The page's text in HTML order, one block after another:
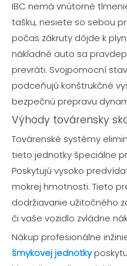
IBC nemá vnútorné
tašku, nesiete so sebou
počas zákruty dôjde k
nákladné auto sa
prevráti. Svojpomocní
podceňujú konštrukčné
bezpečnú prepravu
Výhody továrensky
Továrenské systémy
tieto jednotky špeciálne
Poskytujú vysoko
mokrej hmotnosti. Tieto
dodržiavanie užitočného
či vaše vozidlo zvládne
Nákup profesionálne
šmykovej jednotky